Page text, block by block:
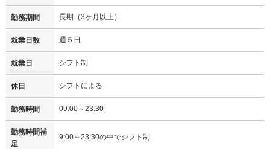
勤務期間 長期（3ヶ月以上）
就業日数 週５日
就業日 シフト制
休日 シフトによる
勤務時間 09:00～23:30
勤務時間補
足
9:00～23:30の中でシフト制